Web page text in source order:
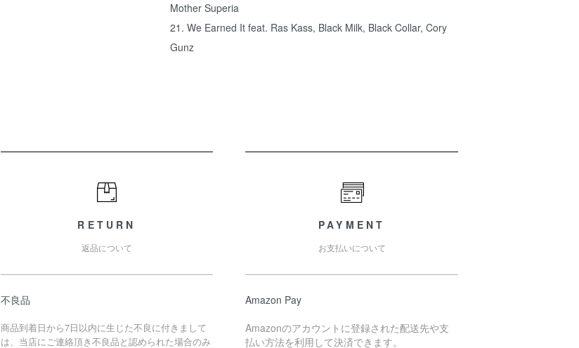
Mother Superia
21. We Earned It feat. Ras Kass, Black Milk, Black Collar, Cory
Gunz
RETURN
返品について
不良品
商品到着日から7日以内に生じた不良に付きまして
は、当店にご連絡頂き不良品と認められた場合のみ
PAYMENT
お支払いについて
Amazon Pay
Amazonのアカウントに登録された配送先や支
払い方法を利用して決済できます。